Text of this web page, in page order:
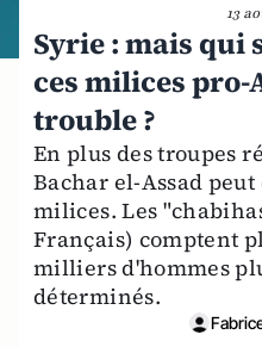
13
Syrie : mais qui
ces milices pro-
trouble ?
En plus des troupes
Bachar el-Assad
milices. Les
Français) comptent
milliers d'hommes
déterminés.